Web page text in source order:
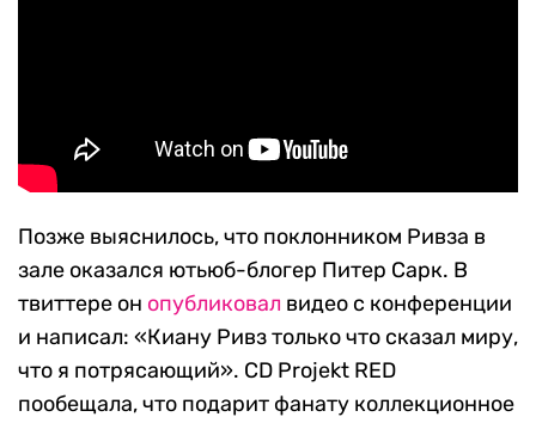
Позже выяснилось, что поклонником Ривза в
зале оказался ютьюб-блогер Питер Сарк. В
твиттере он опубликовал видео с конференции
и написал: «Киану Ривз только что сказал миру,
что я потрясающий». CD Projekt RED
пообещала, что подарит фанату коллекционное